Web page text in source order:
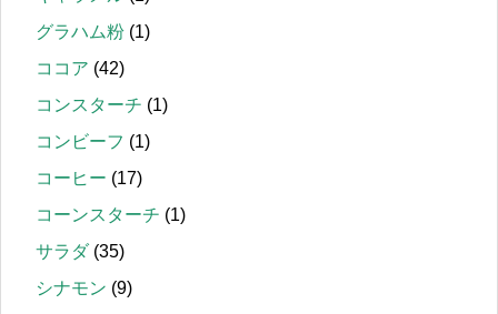
グラハム粉 (1)
ココア (42)
コンスターチ (1)
コンビーフ (1)
コーヒー (17)
コーンスターチ (1)
サラダ(35)
シナモン (9)